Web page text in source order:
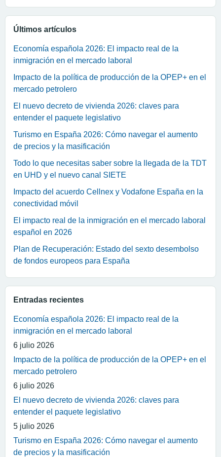
Últimos artículos
Economía española 2026: El impacto real de la
inmigración en el mercado laboral
Impacto de la política de producción de la OPEP+ en el
mercado petrolero
El nuevo decreto de vivienda 2026: claves para
entender el paquete legislativo
Turismo en España 2026: Cómo navegar el aumento
de precios y la masificación
Todo lo que necesitas saber sobre la llegada de la TDT
en UHD y el nuevo canal SIETE
Impacto del acuerdo Cellnex y Vodafone España en la
conectividad móvil
El impacto real de la inmigración en el mercado laboral
español en 2026
Plan de Recuperación: Estado del sexto desembolso
de fondos europeos para España
Entradas recientes
Economía española 2026: El impacto real de la
inmigración en el mercado laboral
6 julio 2026
Impacto de la política de producción de la OPEP+ en el
mercado petrolero
6 julio 2026
El nuevo decreto de vivienda 2026: claves para
entender el paquete legislativo
5 julio 2026
Turismo en España 2026: Cómo navegar el aumento
de precios y la masificación